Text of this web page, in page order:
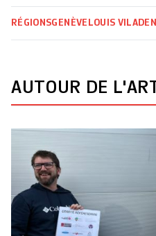
RÉGIONSGENÈVE LOUIS
AUTOUR DE